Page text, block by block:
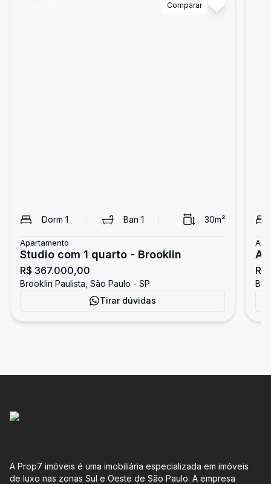
Comparar
Dorm 1 Ban 1 30m²
Apartamento
Studio com 1 quarto - Brooklin
R$ 367.000,00
Brooklin Paulista, São Paulo - SP
Tirar dúvidas
A Prop7 imóveis é uma imobiliária especializada em imóveis
de luxo nas zonas Sul e Oeste de São Paulo. A empresa